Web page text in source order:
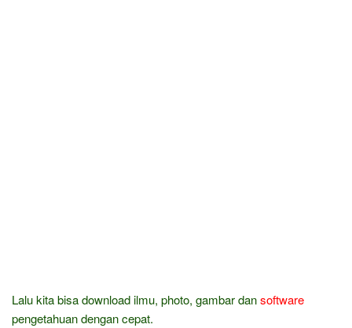
Lalu kita bisa download ilmu, photo, gambar dansoftware
pengetahuan dengan cepat.